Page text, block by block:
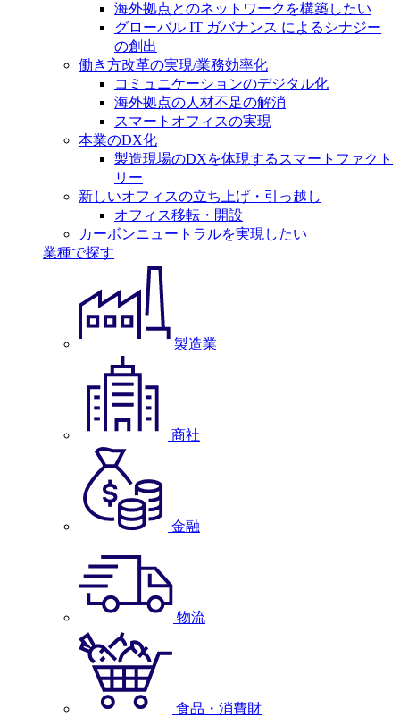
海外拠点とのネットワークを構築したい
グローバル IT ガバナンス によるシナジー
の創出
働き方改革の実現/業務効率化
コミュニケーションのデジタル化
海外拠点の人材不足の解消
スマートオフィスの実現
本業のDX化
製造現場のDXを体現するスマートファクト
リー
新しいオフィスの立ち上げ・引っ越し
オフィス移転・開設
カーボンニュートラルを実現したい
業種で探す
製造業
商社
金融
物流
食品・消費財